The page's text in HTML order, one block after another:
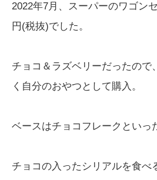
2022年7月、スーパーのワゴン
円(税抜)でした。
チョコ＆ラズベリーだったので
く自分のおやつとして購入。
ベースはチョコフレークといっ
チョコの入ったシリアルを食べ